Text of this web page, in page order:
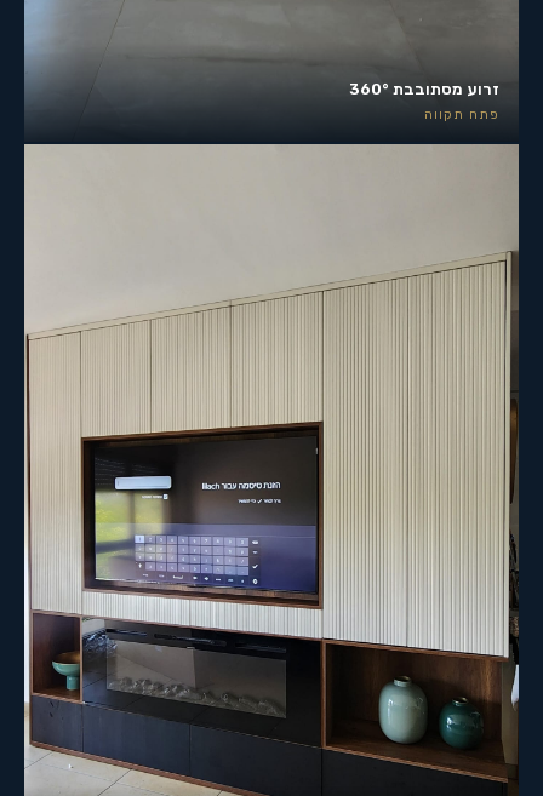
זרוע מסתובבת 360°
פתח תקווה